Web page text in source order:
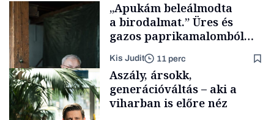
„Apukám beleálmodta
a birodalmat.” Üres és
gazos paprikamalomból
lett az igazi családi
fűszersztori
Kis Judit 11 perc
Aszály, ársokk,
generációváltás – aki a
viharban is előre néz